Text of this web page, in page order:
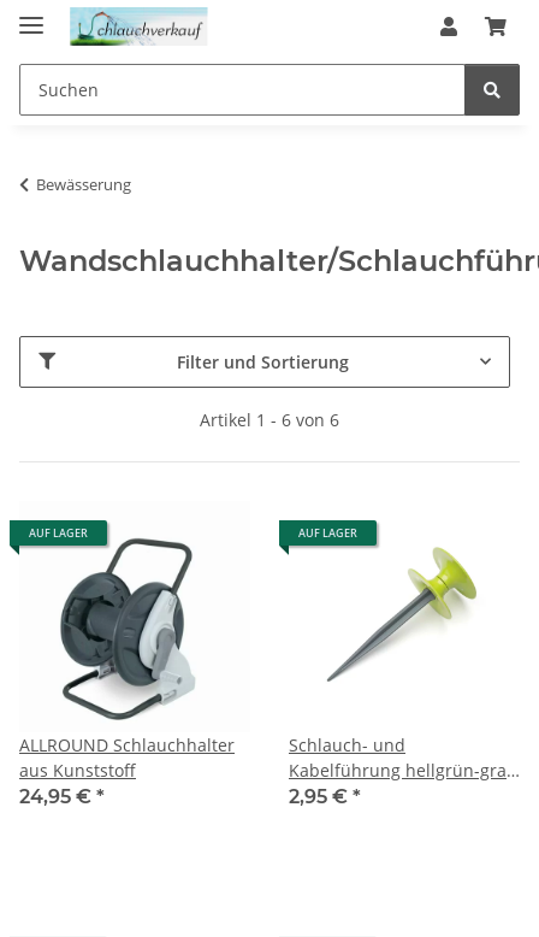
Bewässerung
Wandschlauchhalter/
Filter und Sortierung
Artikel 1 - 6 von 6
AUF LAGER
ALLROUND Schlauchhalter
aus Kunststoff
24,95 € *
AUF LAGER
Schlauch- und
Kabelführung hellgrün-grau
neue Kollektion
2,95 € *